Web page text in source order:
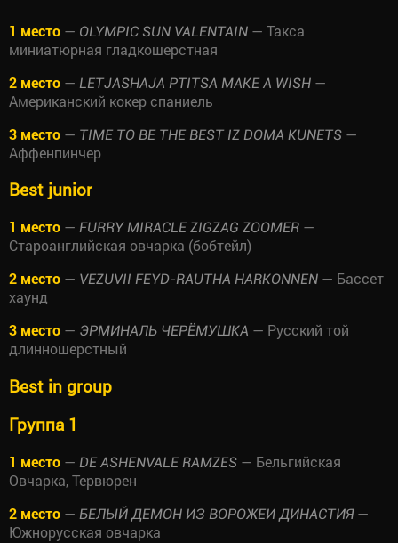
1 место — OLYMPIC SUN VALENTAIN — Такса
миниатюрная гладкошерстная
2 место — LETJASHAJA PTITSA MAKE A WISH —
Американский кокер спаниель
3 место — TIME TO BE THE BEST IZ DOMA KUNETS —
Аффенпинчер
Best junior
1 место — FURRY MIRACLE ZIGZAG ZOOMER —
Староанглийская овчарка (бобтейл)
2 место — VEZUVII FEYD-RAUTHA HARKONNEN — Бассет
хаунд
3 место — ЭРМИНАЛЬ ЧЕРЁМУШКА — Русский той
длинношерстный
Best in group
Группа 1
1 место — DE ASHENVALE RAMZES — Бельгийская
Овчарка, Тервюрен
2 место — БЕЛЫЙ ДЕМОН ИЗ ВОРОЖЕИ ДИНАСТИЯ—
Южнорусская овчарка